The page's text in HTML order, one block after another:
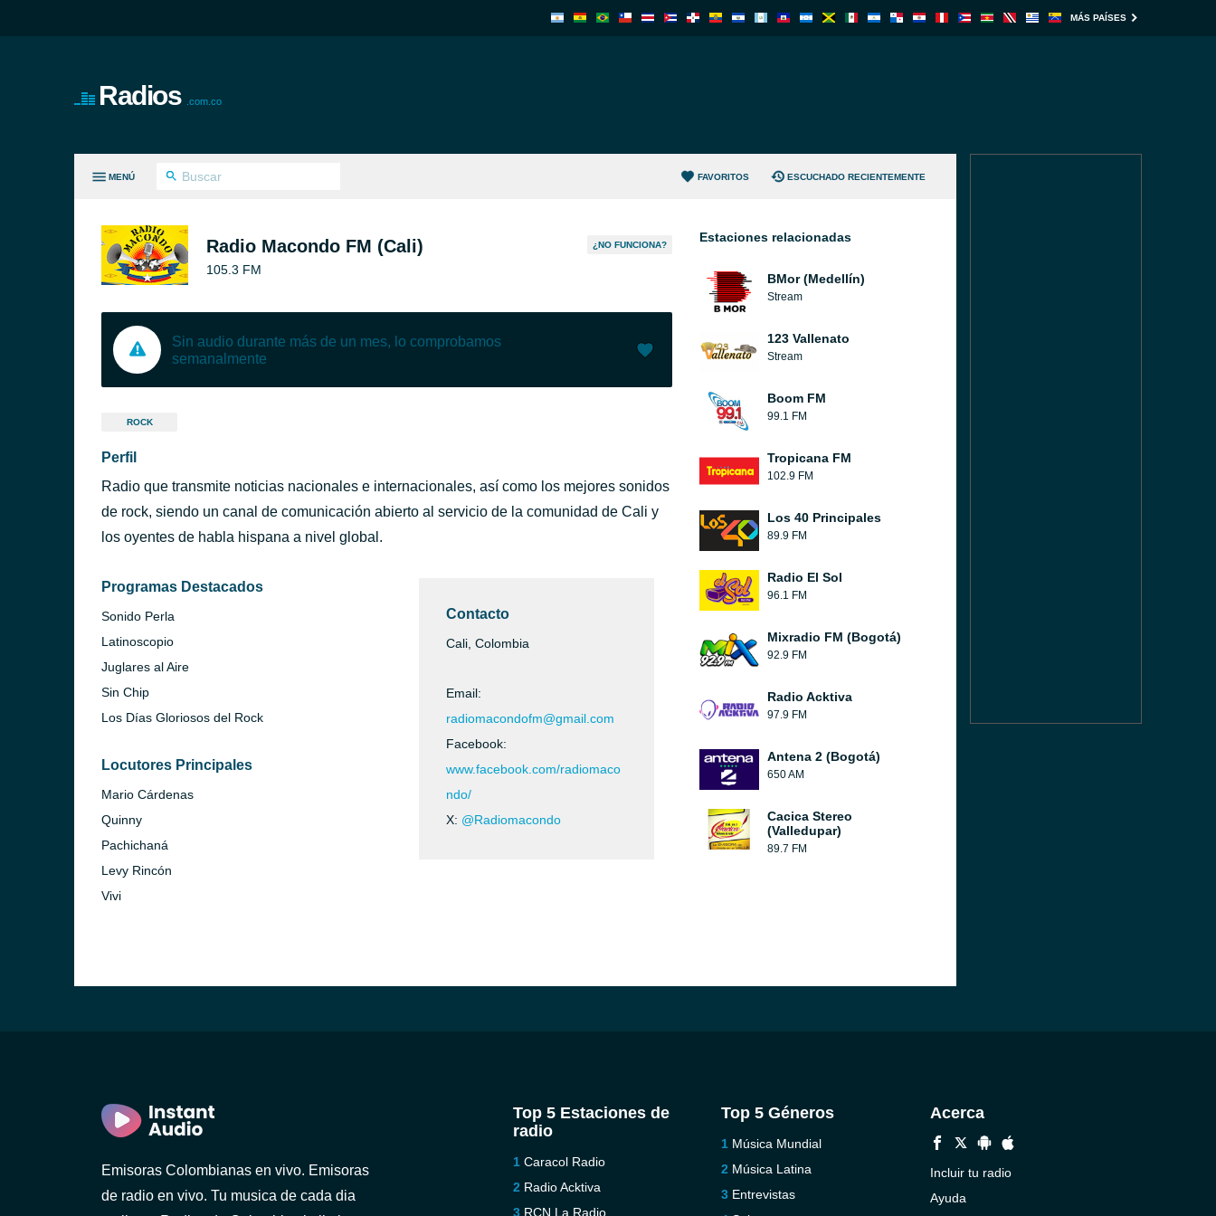
MÁS PAÍSES
Radios .com.co
MENÚ FAVORITOS ESCUCHADO RECIENTEMENTE
Radio Macondo FM (Cali)
105.3 FM
¿NO FUNCIONA?
Sin audio durante más de un mes, lo comprobamos
semanalmente
ROCK
Perfil
Radio que transmite noticias nacionales e internacionales, así como los mejores sonidos
de rock, siendo un canal de comunicación abierto al servicio de la comunidad de Cali y
los oyentes de habla hispana a nivel global.
Programas Destacados
Sonido Perla
Latinoscopio
Juglares al Aire
Sin Chip
Los Días Gloriosos del Rock
Locutores Principales
Mario Cárdenas
Quinny
Pachichaná
Levy Rincón
Vivi
Contacto
Cali, Colombia
Email:
radiomacondofm@gmail.com
Facebook:
www.facebook.com/radiomaco
ndo/
X: @Radiomacondo
Estaciones relacionadas
BMor (Medellín)
Stream
123 Vallenato
Stream
Boom FM
99.1 FM
Tropicana FM
102.9 FM
Los 40 Principales
89.9 FM
Radio El Sol
96.1 FM
Mixradio FM (Bogotá)
92.9 FM
Radio Acktiva
97.9 FM
Antena 2 (Bogotá)
650 AM
Cacica Stereo
(Valledupar)
89.7 FM
Emisoras Colombianas en vivo. Emisoras
de radio en vivo. Tu musica de cada dia
Top 5 Estaciones de
radio
Caracol Radio
Radio Acktiva
RCN La Radio
Top 5 Géneros
Música Mundial
Música Latina
Entrevistas
Acerca
Incluir tu radio
Ayuda